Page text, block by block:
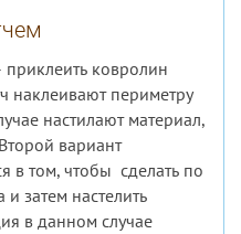
ковролин
наклеивают периметру
настилают материал,
вариант
в том, чтобы сделать по
и затем настелить
в данном случае